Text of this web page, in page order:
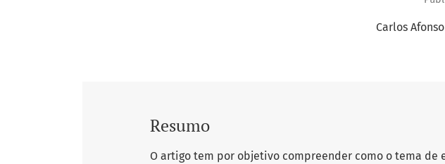
Carlos
Resumo
O artigo tem por objetivo compreender como o tema de